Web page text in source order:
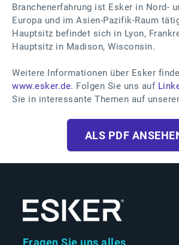
Branchenerfahrung ist Esker in Nord-
Europa und im Asien-Pazifik-Raum
Hauptsitz befindet sich in Lyon,
Hauptsitz in Madison, Wisconsin.
Weitere Informationen über Esker
www.esker.de. Folgen Sie uns auf
Sie in interessante Themen auf
ALS PDF
Fragen Sie uns alles